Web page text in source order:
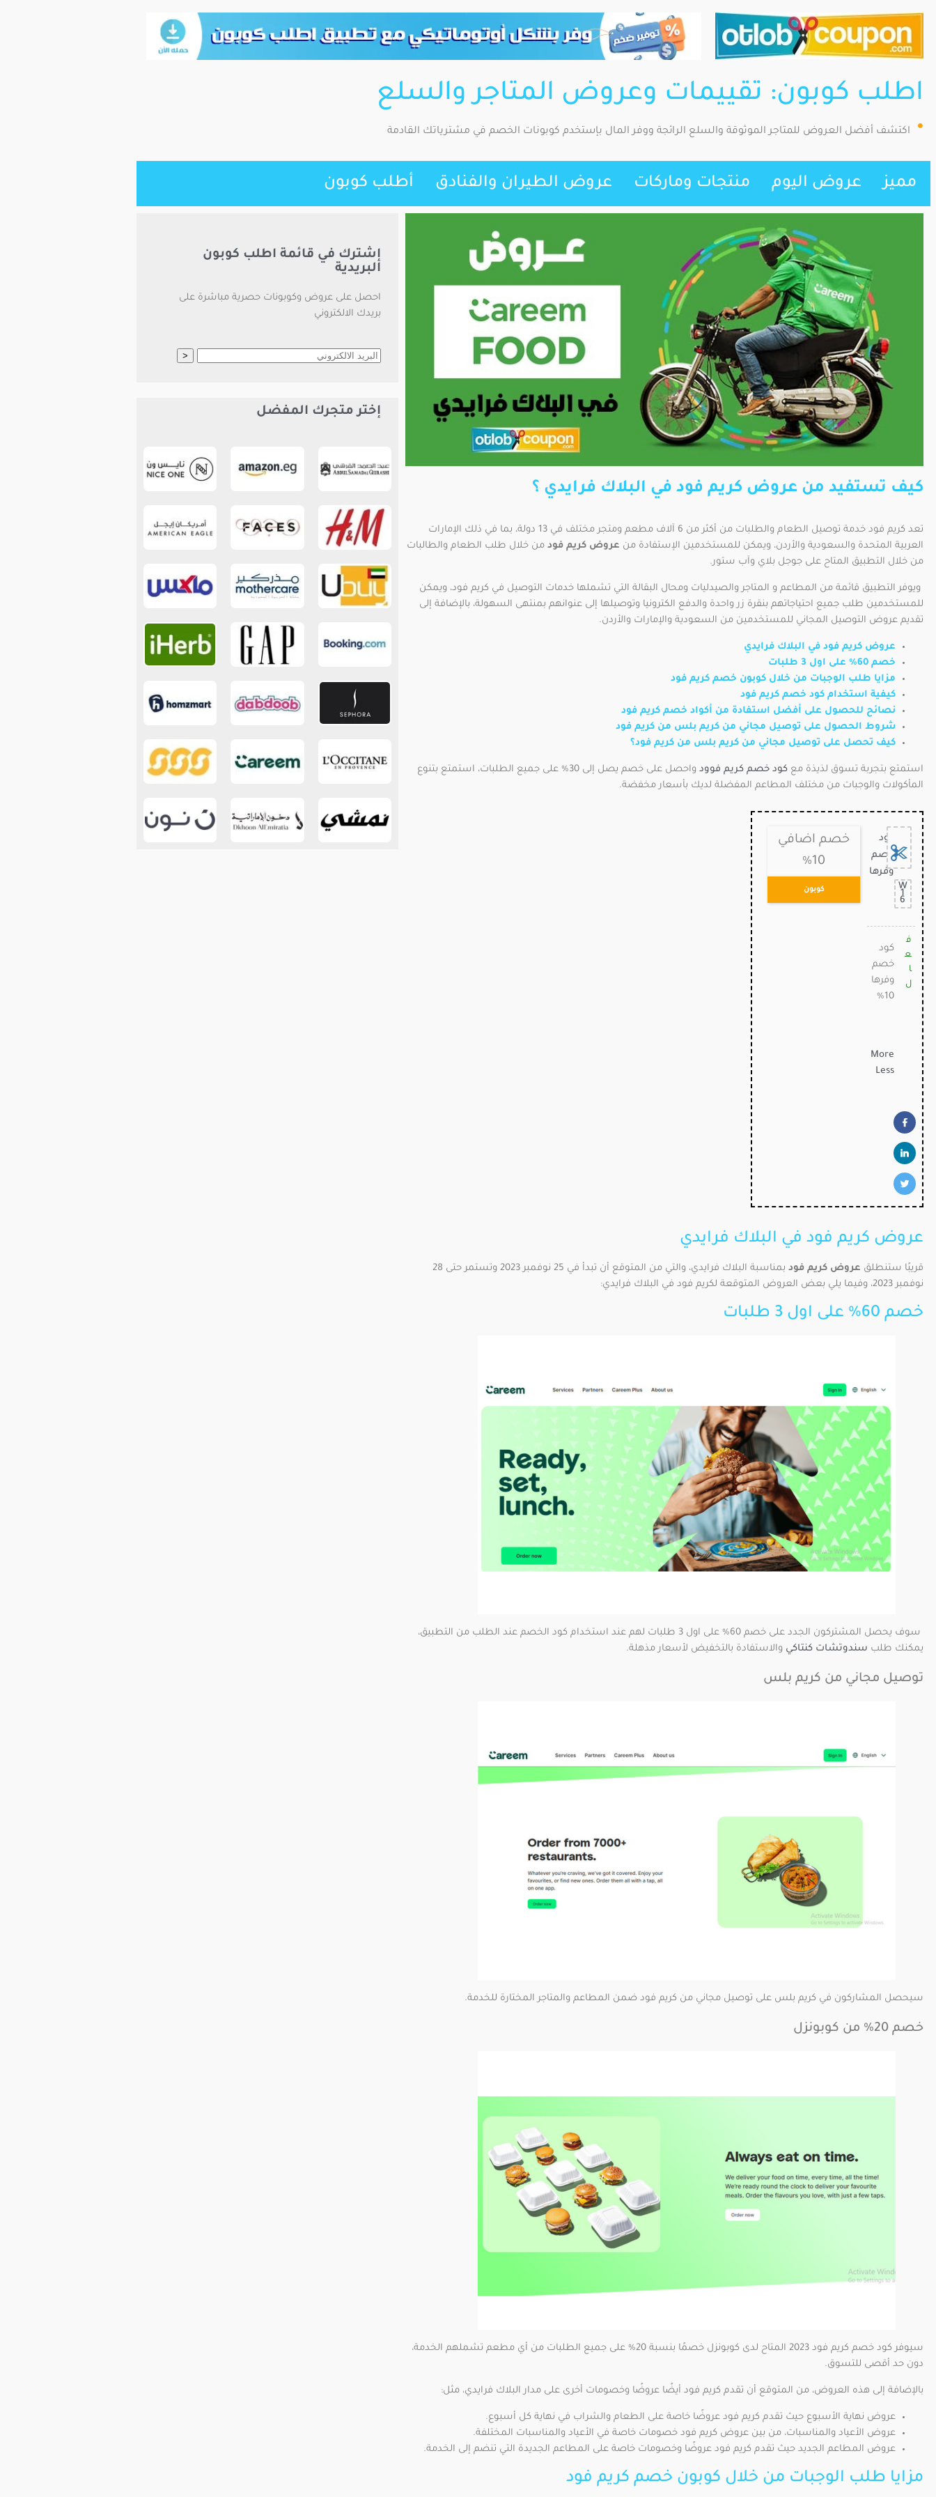
اطلب كوبون: تقييمات وعروض المتاجر والسلع
اكتشف أفضل العروض للمتاجر الموثوقة والسلع الرائجة ووفر المال بإستخدم كوبونات الخصم في مشترياتك القادمة
مميز عروض اليوم منتجات وماركات عروض الطيران والفنادق أطلب كوبون
كيف تستفيد من عروض كريم فود في البلاك فرايدي ؟
تعد كريم فود خدمة توصيل الطعام والطلبات من أكثر من 6 آلاف مطعم ومتجر مختلف في 13 دولة، بما في ذلك الإمارات
العربية المتحدة والسعودية والأردن، ويمكن للمستخدمين الإستفادة من عروض كريم فود من خلال طلب الطعام والطالبات
من خلال التطبيق المتاح على جوجل بلاي وآب ستور.
ويوفر التطبيق قائمة من المطاعم و المتاجر والصيدليات ومحال البقالة التي تشملها خدمات التوصيل في كريم فود، ويمكن
للمستخدمين طلب جميع احتياجاتهم بنقرة زر واحدة والدفع الكترونيا وتوصيلها إلى عنوانهم بمنتهى السهولة، بالإضافة إلى
تقديم عروض التوصيل المجاني للمستخدمين من السعودية والإمارات والأردن.
عروض كريم فود في البلاك فرايدي
خصم 60% على اول 3 طلبات
مزايا طلب الوجبات من خلال كوبون خصم كريم فود
كيفية استخدام كود خصم كريم فود
نصائح للحصول على أفضل استفادة من أكواد خصم كريم فود
شروط الحصول على توصيل مجاني من كريم بلس من كريم فود
كيف تحصل على توصيل مجاني من كريم بلس من كريم فود؟
استمتع بتجربة تسوق لذيذة مع كود خصم كريم فوود
واحصل على خصم يصل إلى 30% على جميع الطلبات، استمتع بتنوع
المأكولات والوجبات من مختلف المطاعم المفضلة لديك بأسعار مخفضة.
خصم اضافي
10%
كوبون
كود
خصم
وفرها
W
1
6
كود
خصم
وفرها
10%
More
Less
ف
ع
ا
ل
عروض كريم فود في البلاك فرايدي
قريبًا ستنطلق عروض كريم فود
بمناسبة البلاك فرايدي، والتي من المتوقع أن تبدأ في 25 نوفمبر 2023 وتستمر حتى 28
نوفمبر 2023، وفيما يلي بعض العروض المتوقعة لكريم فود في البلاك فرايدي:
خصم 60% على اول 3 طلبات
سوف يحصل المشتركون الجدد على خصم 60% على اول 3 طلبات لهم عند استخدام كود الخصم عند الطلب من التطبيق،
يمكنك طلب سندوتشات كنتاكي والاستفادة بالتخفيض لأسعار مذهلة.
توصيل مجاني من كريم بلس
سيحصل المشاركون في كريم بلس على توصيل مجاني من كريم فود ضمن المطاعم والمتاجر المختارة للخدمة.
خصم 20% من كوبونزل
سيوفر كود خصم كريم فود 2023 المتاح لدى كوبونزل خصمًا بنسبة 20% على جميع الطلبات من أي مطعم تشملهم الخدمة،
دون حد أقصى للتسوق.
بالإضافة إلى هذه العروض، من المتوقع أن تقدم كريم فود أيضًا عروضًا وخصومات أخرى على مدار البلاك فرايدي، مثل:
عروض نهاية الأسبوع حيث تقدم كريم فود عروضًا خاصة على الطعام والشراب في نهاية كل أسبوع.
عروض الأعياد والمناسبات، من بين عروض كريم فود خصومات خاصة في الأعياد والمناسبات المختلفة.
عروض المطاعم الجديد حيث تقدم كريم فود عروضًا وخصومات خاصة على المطاعم الجديدة التي تنضم إلى الخدمة.
مزايا طلب الوجبات من خلال كوبون خصم كريم فود
إشترك في قائمة اطلب كوبون
البريدية
احصل على عروض وكوبونات حصرية مباشرة على
بريدك الالكتروني
إختر متجرك المفضل